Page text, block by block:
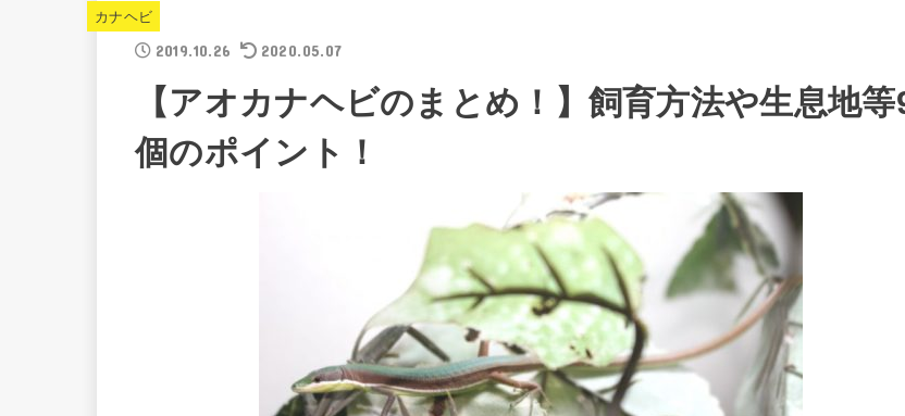
カナヘビ
2019.10.26 2020.05.07
【アオカナヘビのまとめ！】飼育方法や生息地等
個のポイント！